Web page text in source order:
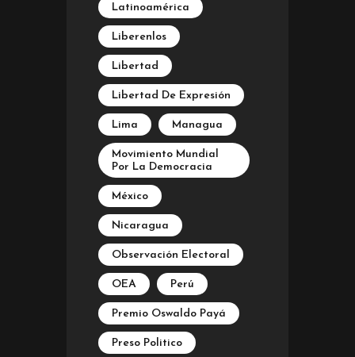
Latinoamérica
Liberenlos
Libertad
Libertad De Expresión
Lima Managua
Movimiento Mundial
Por La Democracia
México
Nicaragua
Observación Electoral
OEA Perú
Premio Oswaldo Payá
Preso Politico